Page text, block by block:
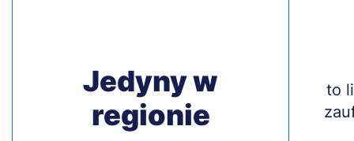
Jedyny w
regionie
to